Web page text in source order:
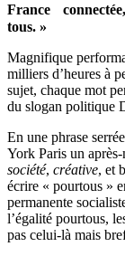
France
tous. »
Magnifique
milliers d’heures à
sujet, chaque mot
du slogan politique
En une phrase
York Paris un
société, créative, et
écrire « pourtous »
permanente
l’égalité pourtous,
pas celui-là mais